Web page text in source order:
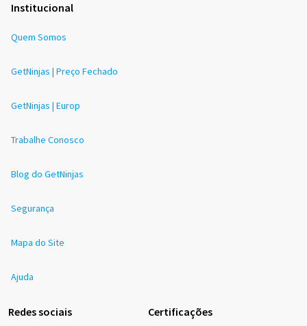
Institucional
Quem Somos
GetNinjas | Preço Fechado
GetNinjas | Europ
Trabalhe Conosco
Blog do GetNinjas
Segurança
Mapa do Site
Ajuda
Redes sociais Certificações